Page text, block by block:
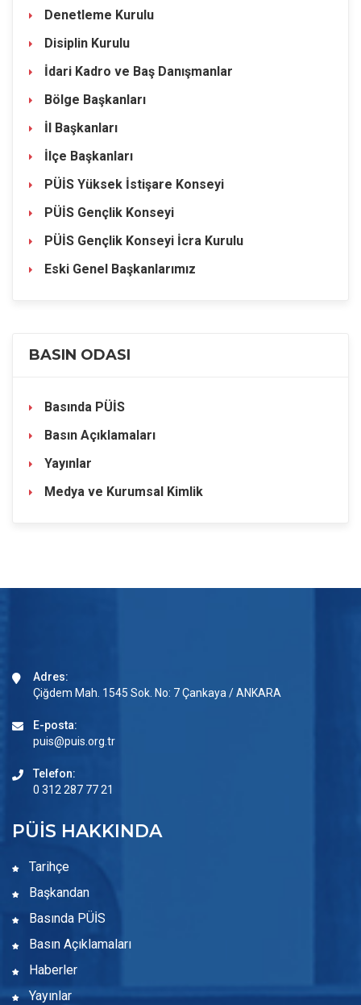
Denetleme Kurulu
Disiplin Kurulu
İdari Kadro ve Baş Danışmanlar
Bölge Başkanları
İl Başkanları
İlçe Başkanları
PÜİS Yüksek İstişare Konseyi
PÜİS Gençlik Konseyi
PÜİS Gençlik Konseyi İcra Kurulu
Eski Genel Başkanlarımız
BASIN ODASI
Basında PÜİS
Basın Açıklamaları
Yayınlar
Medya ve Kurumsal Kimlik
Adres:
Çiğdem Mah. 1545 Sok. No: 7 Çankaya / ANKARA
E-posta:
puis@puis.org.tr
Telefon:
0 312 287 77 21
PÜİS HAKKINDA
Tarihçe
Başkandan
Basında PÜİS
Basın Açıklamaları
Haberler
Yayınlar